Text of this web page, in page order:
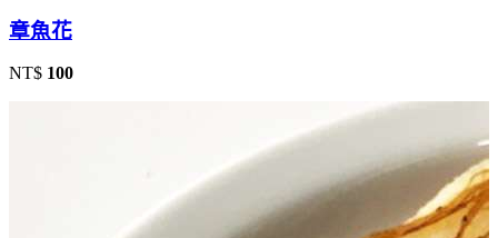
章魚花
NT$ 100